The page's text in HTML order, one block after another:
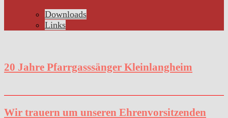
Downloads
Links
20 Jahre Pfarrgasssänger Kleinlangheim
Wir trauern um unseren Ehrenvorsitzenden